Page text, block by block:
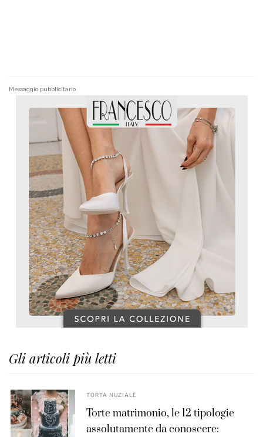
Messaggio pubblicitario
Gli articoli più letti
TORTA NUZIALE
Torte matrimonio, le 12 tipologie
assolutamente da conoscere: